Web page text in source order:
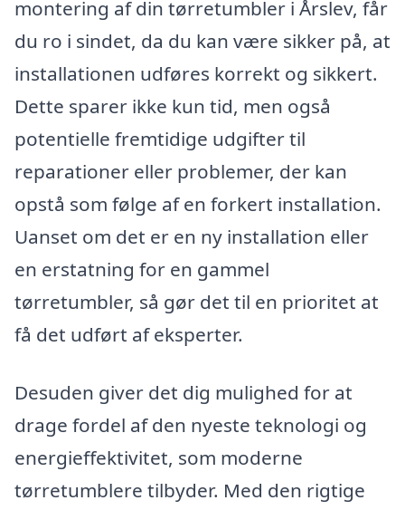
montering af din tørretumbler i Årslev, får
du ro i sindet, da du kan være sikker på, at
installationen udføres korrekt og sikkert.
Dette sparer ikke kun tid, men også
potentielle fremtidige udgifter til
reparationer eller problemer, der kan
opstå som følge af en forkert installation.
Uanset om det er en ny installation eller
en erstatning for en gammel
tørretumbler, så gør det til en prioritet at
få det udført af eksperter.
Desuden giver det dig mulighed for at
drage fordel af den nyeste teknologi og
energieffektivitet, som moderne
tørretumblere tilbyder. Med den rigtige